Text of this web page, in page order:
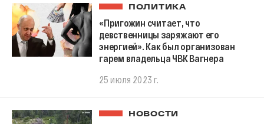
ПОЛИТИКА
«Пригожин считает, что
девственницы заряжают его
энергией». Как был организован
гарем владельца ЧВК Вагнера
25 июля 2023 г.
НОВОСТИ